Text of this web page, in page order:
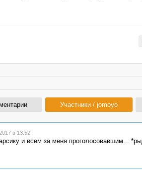
Участники / jomoyo
в 13:52
и всем за меня проголосовавшим...